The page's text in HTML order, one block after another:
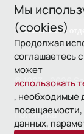
Мы
(cookies)
Продолжая
соглашаетесь
может
использовать
, необходимые
посещаемости,
данных,
Связаться с
© 1993—2026
Политика